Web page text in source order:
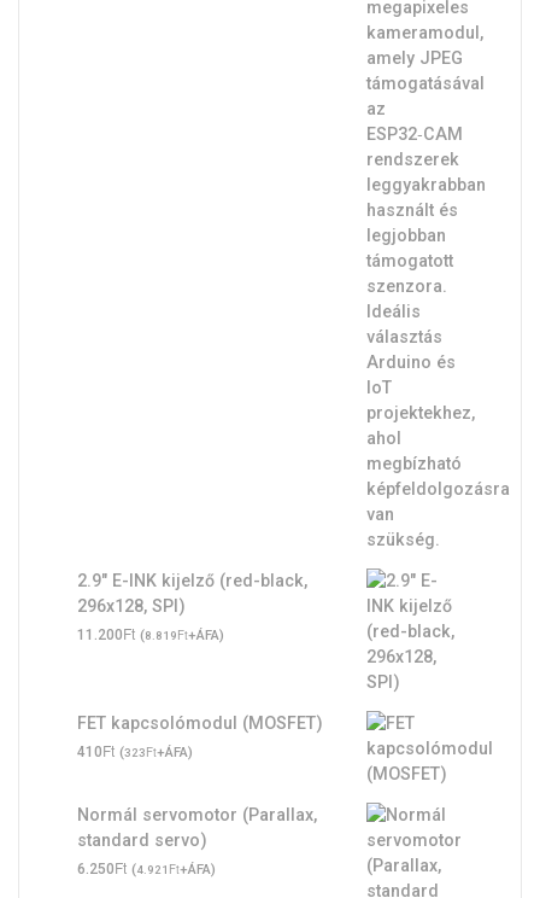
2.9" E-INK kijelző (red-black,
296x128, SPI)
11.200Ft (8.819Ft+ÁFA)
FET kapcsolómodul (MOSFET)
410Ft (323Ft+ÁFA)
Normál servomotor (Parallax,
standard servo)
6.250Ft (4.921 Ft+ÁFA)